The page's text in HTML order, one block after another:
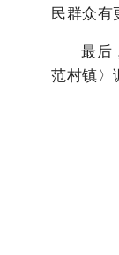
民群众有
最后
范村镇〉